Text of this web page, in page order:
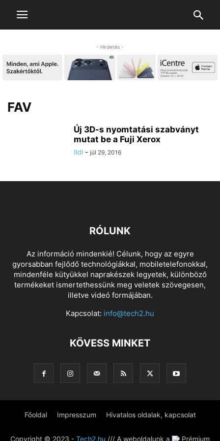
- Hirdetés -
FAV
Új 3D-s nyomtatási szabványt
mutat be a Fuji Xerox
Ildi - júl 29, 2016
RÓLUNK
Az információ mindenkié! Célunk, hogy az egyre
gyorsabban fejlődő technológiákkal, mobiletelefonokkal,
mindenféle kütyükkel naprakészek legyetek, különböző
termékeket ismertethessünk meg veletek szövegesen,
illetve videó formájában.
Kapcsolat: info@tech2.hu
KÖVESS MINKET
Főoldal Impresszum Hivatalos oldalak, kapcsolat
Copyright © 2023 - Tech2.hu /// A weboldalunk a Prémium